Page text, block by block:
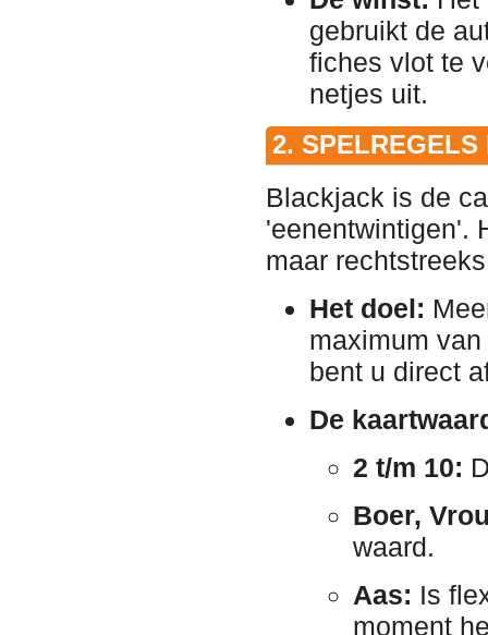
gebruikt de
fiches vlot te
netjes uit.
2.
Blackjack is de
'eenentwintigen'.
maar
Het doel:
maximum
bent u direct
De
2 t/m 10:
Boer,
waard.
Aas: Is
moment